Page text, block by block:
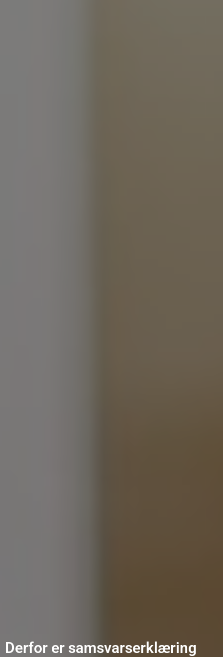
Derfor er samsvarserklæring